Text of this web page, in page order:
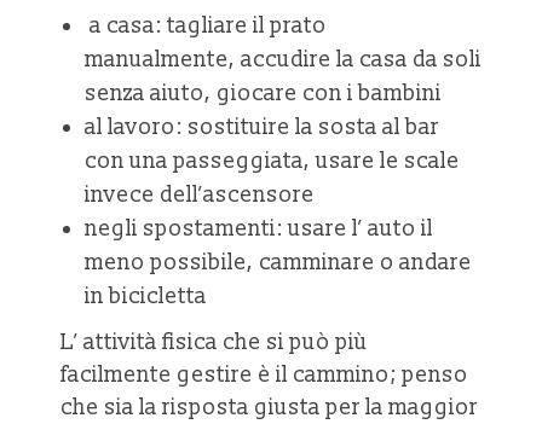
a casa: tagliare il prato
manualmente, accudire la casa da soli
senza aiuto, giocare con i bambini
al lavoro: sostituire la sosta al bar
con una passeggiata, usare le scale
invece dell’ascensore
negli spostamenti: usare l’ auto il
meno possibile, camminare o andare
in bicicletta
L’ attività fisica che si può più
facilmente gestire è il cammino; penso
che sia la risposta giusta per la maggior